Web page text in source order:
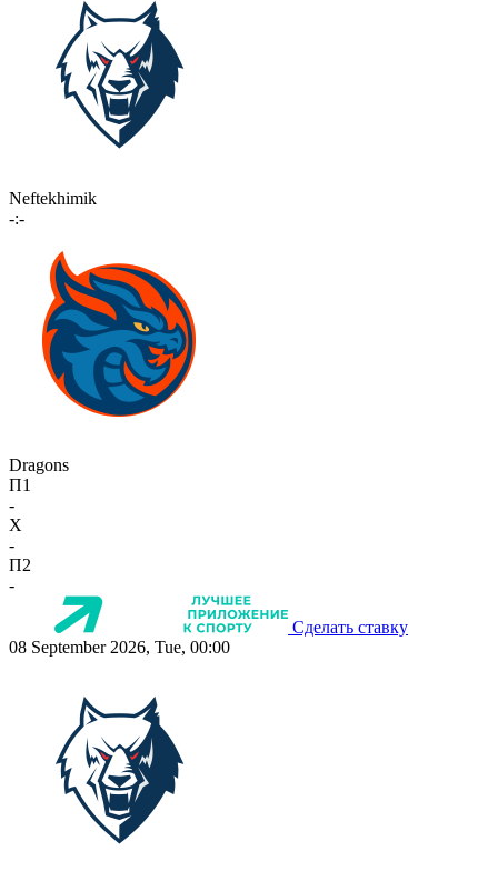
Neftekhimik
-:-
Dragons
П1
-
X
-
П2
-
Сделать ставку
08 September 2026, Tue, 00:00